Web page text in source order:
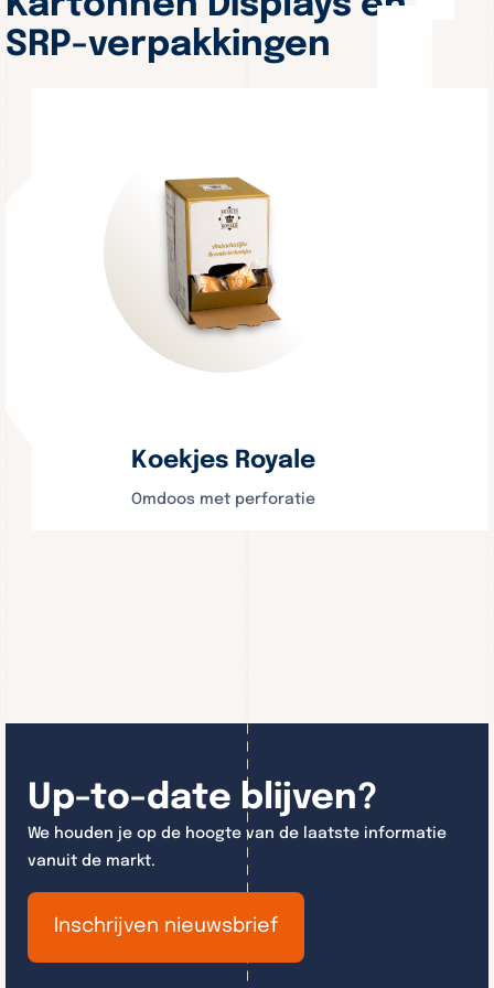
SRP-verpakkingen
Koekjes Royale
Omdoos met perforatie
Up-to-date blijven?
We houden je op de hoogte van de laatste informatie
vanuit de markt.
Inschrijven nieuwsbrief